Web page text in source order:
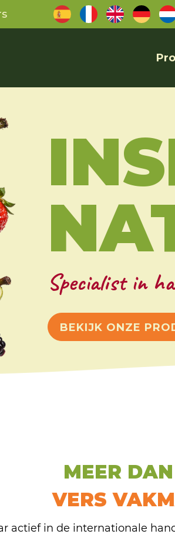
Specialist in
BEKIJK ONZE
MEER
VERS
actief in de internationale